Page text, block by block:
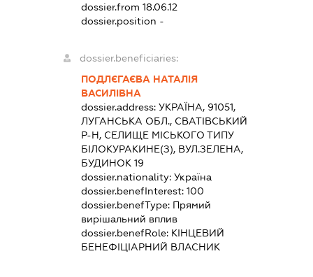
dossier.from 18.06.12
dossier.position -
dossier.beneficiaries:
ПОДЛЄГАЄВА НАТАЛІЯ
ВАСИЛІВНА
dossier.address: УКРАЇНА, 91051,
ЛУГАНСЬКА ОБЛ., СВАТІВСЬКИЙ
Р-Н, СЕЛИЩЕ МІСЬКОГО ТИПУ
БІЛОКУРАКИНЕ(З), ВУЛ.ЗЕЛЕНА,
БУДИНОК 19
dossier.nationality: Україна
dossier.benefInterest: 100
dossier.benefType: Прямий
вирішальний вплив
dossier.benefRole: КІНЦЕВИЙ
БЕНЕФІЦІАРНИЙ ВЛАСНИК